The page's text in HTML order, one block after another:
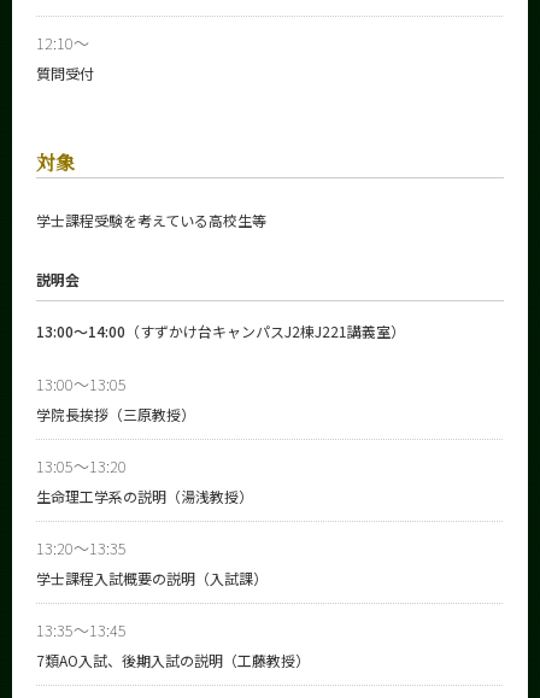
12:10～
質問受付
対象
学士課程受験を考えている高校生等
説明会
13:00～14:00 （すずかけ台キャンパスJ2棟J221講義室）
13:00～13:05
学院長挨拶（三原教授）
13:05～13:20
生命理工学系の説明（湯浅教授）
13:20～13:35
学士課程入試概要の説明（入試課）
13:35～13:45
7類AO入試、後期入試の説明（工藤教授）